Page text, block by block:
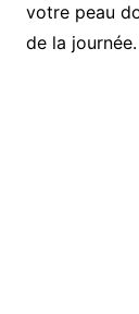
votre peau
de la journée.